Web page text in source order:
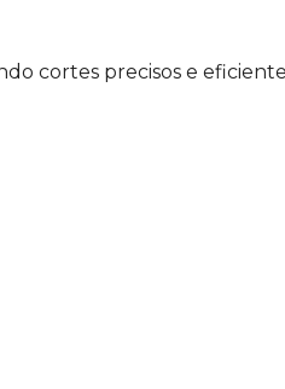
cortes precisos e